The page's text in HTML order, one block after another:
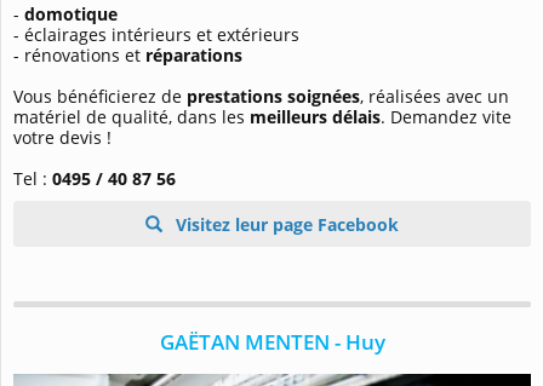
- domotique
- éclairages intérieurs et extérieurs
- rénovations et réparations
Vous bénéficierez de prestations soignées, réalisées avec un
matériel de qualité, dans les meilleurs délais. Demandez vite
votre devis !
Tel : 0495 / 40 87 56
Visitez leur page Facebook
GAËTAN MENTEN - Huy